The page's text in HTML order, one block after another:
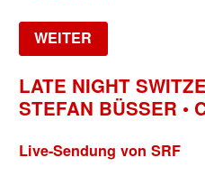
WEITER
LATE NIGHT
STEFAN BÜSSER •
Live-Sendung von SRF